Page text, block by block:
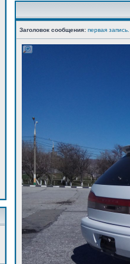
Заголовок сообщения: первая